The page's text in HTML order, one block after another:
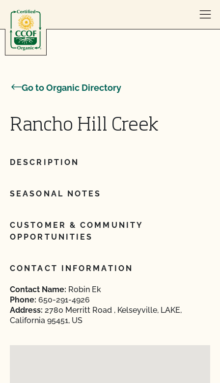
Go to Organic Directory
Rancho Hill Creek
DESCRIPTION
SEASONAL NOTES
CUSTOMER & COMMUNITY
OPPORTUNITIES
CONTACT INFORMATION
Contact Name: Robin Ek
Phone: 650-291-4926
Address: 2780 Merritt Road , Kelseyville, LAKE,
California 95451, US